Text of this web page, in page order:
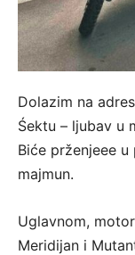
Dolazim na
Śektu – ljubav u
Biće prženjeee
majmun.
Uglavnom,
Meridijan i